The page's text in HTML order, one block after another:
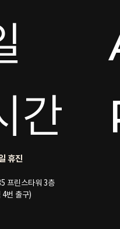
간
휴진
프린스타워 3층
4번 출구)